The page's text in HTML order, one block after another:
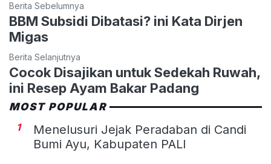
Berita Sebelumnya
BBM Subsidi Dibatasi? ini Kata Dirjen
Migas
Berita Selanjutnya
Cocok Disajikan untuk Sedekah Ruwah,
ini Resep Ayam Bakar Padang
MOST POPULAR
1
Menelusuri Jejak Peradaban di Candi
Bumi Ayu, Kabupaten PALI